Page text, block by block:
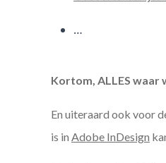
…
Kortom, ALLES
En uiteraard ook voor
is in Adobe InDesign